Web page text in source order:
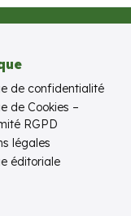
de confidentialité
de Cookies –
RGPD
légales
éditoriale